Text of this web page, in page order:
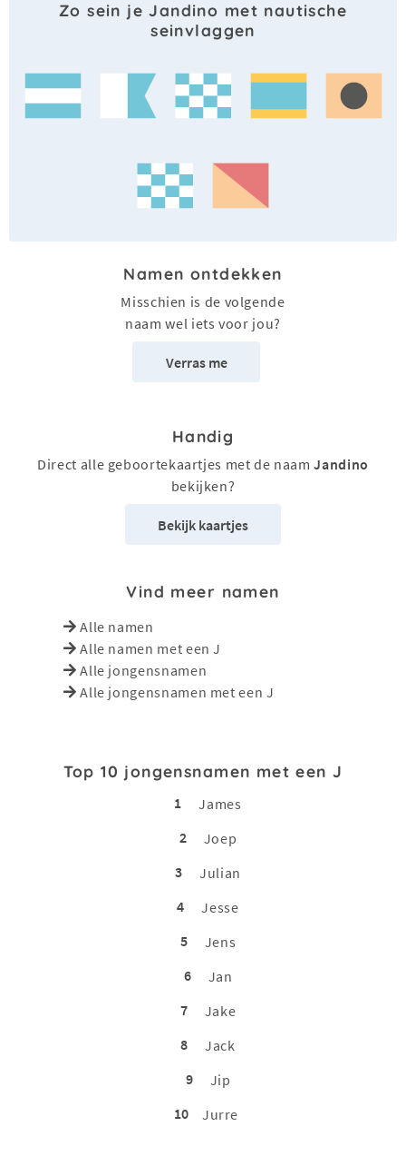
Zo sein je Jandino met nautische
seinvlaggen
Namen ontdekken
Misschien is de volgende
naam wel iets voor jou?
Verras me
Handig
Direct alle geboortekaartjes met de naamJandino
bekijken?
Bekijk kaartjes
Vind meer namen
Alle namen
Alle namen met een J
Alle jongensnamen
Alle jongensnamen met een J
Top 10 jongensnamen met een J
1
James
2
Joep
3
Julian
4
Jesse
5
Jens
6
Jan
7
Jake
8
Jack
9
Jip
10
Jurre